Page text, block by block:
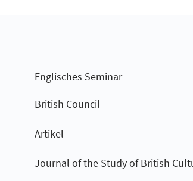
Englisches Seminar
British Council
Artikel
Journal of the Study of British